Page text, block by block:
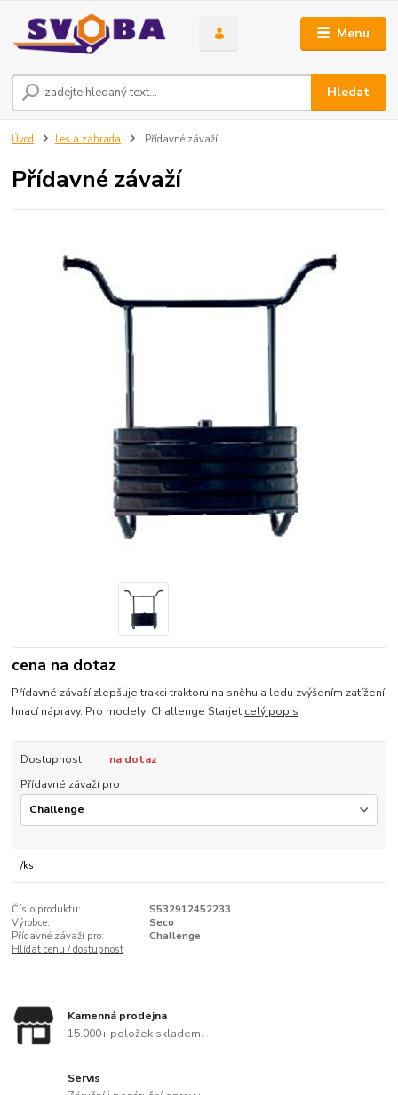
Menu
Hledat
Úvod Les a zahrada Přídavné závaží
Přídavné závaží
cena na dotaz
Přídavné závaží zlepšuje trakci traktoru na sněhu a ledu zvýšením zatížení
hnací nápravy. Pro modely: Challenge Starjet celý popis
Dostupnost
na dotaz
Přídavné závaží pro
/ks
Číslo produktu:
S532912452233
Výrobce:
Seco
Přídavné závaží pro:
Challenge
Hlídat cenu / dostupnost
Kamenná prodejna
15.000+ položek skladem.
Servis